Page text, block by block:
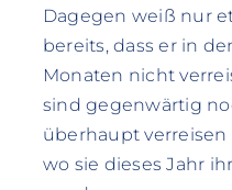
Dagegen weiß nur
bereits, dass er in
Monaten nicht
sind gegenwärtig
überhaupt
wo sie dieses Jahr